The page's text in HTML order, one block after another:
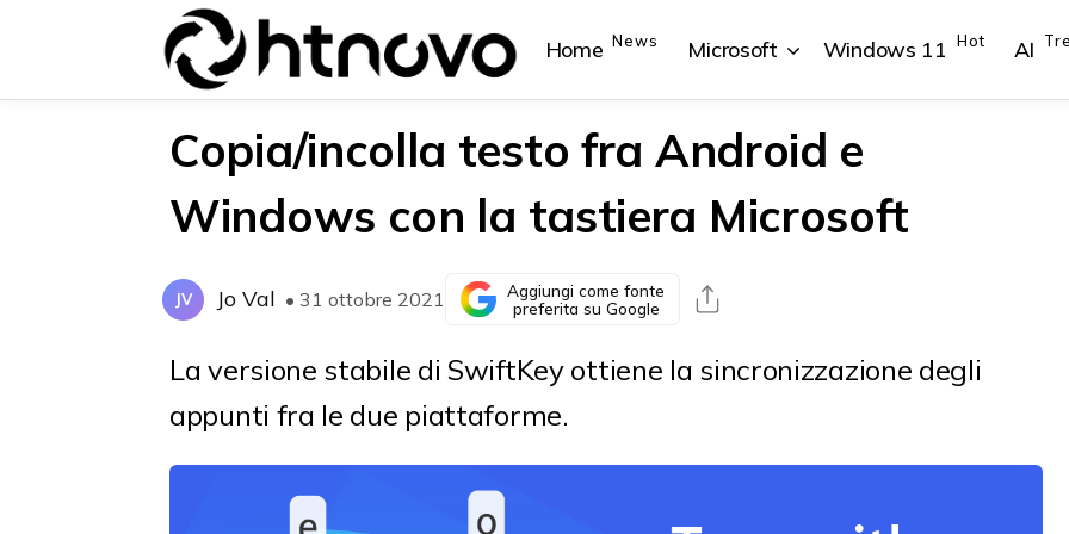
Home News Microsoft
{{POSTS[0].LABEL}} {{POSTS[1].LABEL}} {{POSTS[2].LABEL}}
Windows 11 Hot AI
{{POSTS[0].LABEL}} {{POSTS[1].LABEL}} {{POSTS[2].LABEL}}
Copia/incolla testo fra Android e
Windows con la tastiera Microsoft
JV Jo Val • 31 ottobre 2021
Aggiungi come fonte
preferita su Google
La versione stabile di SwiftKey ottiene la sincronizzazione degli
appunti fra le due piattaforme.